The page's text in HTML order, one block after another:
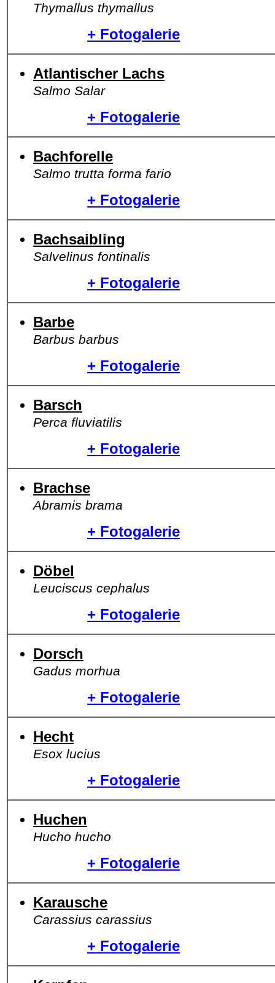
Thymallus thymallus
+ Fotogalerie
Atlantischer Lachs
Salmo Salar
+ Fotogalerie
Bachforelle
Salmo trutta forma fario
+ Fotogalerie
Bachsaibling
Salvelinus fontinalis
+ Fotogalerie
Barbe
Barbus barbus
+ Fotogalerie
Barsch
Perca fluviatilis
+ Fotogalerie
Brachse
Abramis brama
+ Fotogalerie
Döbel
Leuciscus cephalus
+ Fotogalerie
Dorsch
Gadus morhua
+ Fotogalerie
Hecht
Esox lucius
+ Fotogalerie
Huchen
Hucho hucho
+ Fotogalerie
Karausche
Carassius carassius
+ Fotogalerie